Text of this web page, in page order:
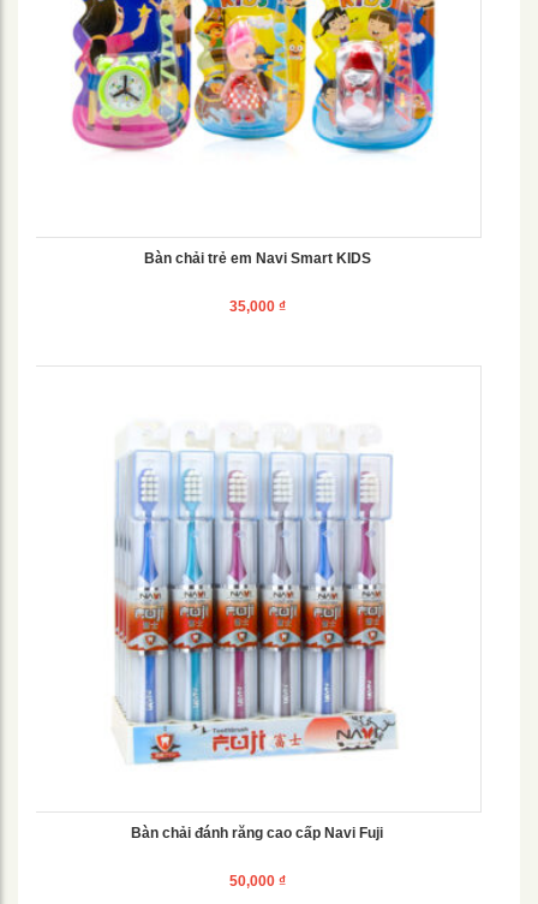
Bàn chải trẻ em Navi Smart KIDS
35,000 ₫
Bàn chải đánh răng cao cấp Navi Fuji
50,000 ₫